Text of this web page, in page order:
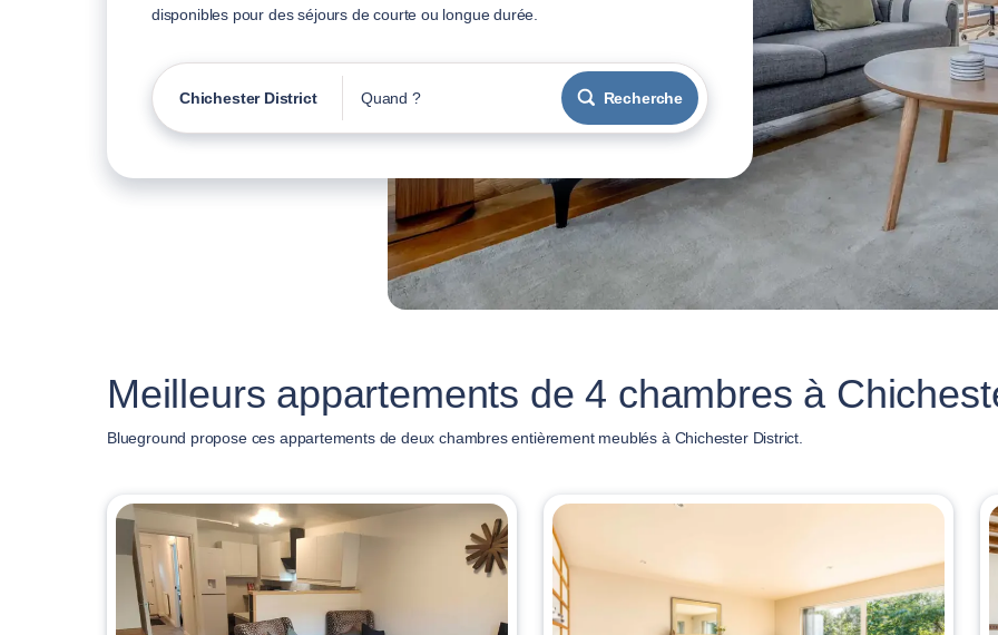
disponibles pour des séjours de courte ou longue durée.
Chichester District Quand ? Recherche
Meilleurs appartements de 4 chambres à
Blueground propose ces appartements de deux chambres entièrement meublés à Chichester District.